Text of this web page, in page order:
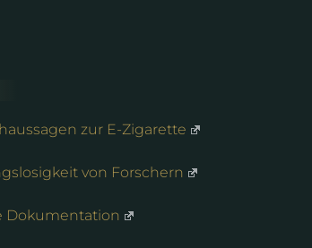
zur E-Zigarette
von Forschern
Dokumentation